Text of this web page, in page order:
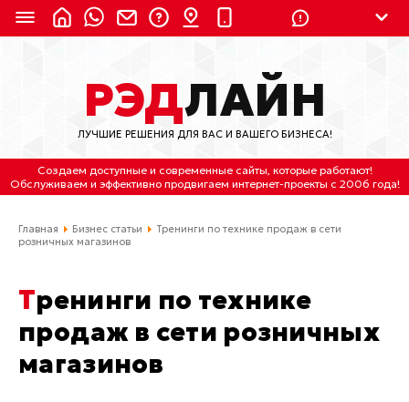
8 (800) 550-9899 (с 2:30 до 11:30 по
Мск)
Бесплатно по России
(4212) 658-653
(4212) 637-673
Отдельный вход \ Левый торец здания
info@lred.ru
РЭДЛАЙН
ЛУЧШИЕ РЕШЕНИЯ ДЛЯ ВАС И ВАШЕГО БИЗНЕСА!
Создаем доступные и современные сайты, которые работают!
Обслуживаем и эффективно продвигаем интернет-проекты с 2006 года!
Главная Бизнес статьи
Тренинги по технике продаж в сети
розничных магазинов
Тренинги по технике
продаж в сети розничных
магазинов